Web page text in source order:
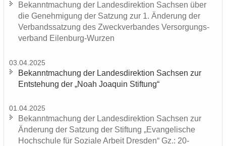
Be­kannt­ma­chung der Lan­des­di­rek­ti­on Sach­sen über
die Ge­neh­mi­gung der Sat­zung zur 1. Än­de­rung der
Ver­bands­sat­zung des Zweck­ver­ban­des Ver­sor­gungs­
ver­band Eilenburg-​Wurzen
03.04.2025
Be­kannt­ma­chung der Lan­des­di­rek­ti­on Sach­sen zur
Ent­ste­hung der „Noah Joa­quin Stif­tung“
01.04.2025
Be­kannt­ma­chung der Lan­des­di­rek­ti­on Sach­sen zur
Än­de­rung der Sat­zung der Stif­tung „Evan­ge­li­sche
Hoch­schu­le für So­zia­le Ar­beit Dres­den“ Gz.: 20-